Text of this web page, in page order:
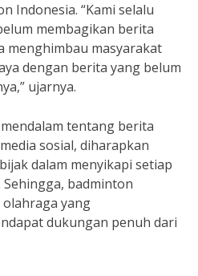
Indonesia. “Kami selalu
membagikan berita
menghimbau masyarakat
dengan berita yang belum
ujarnya.
tentang berita
sosial, diharapkan
dalam menyikapi setiap
badminton
yang
dukungan penuh dari